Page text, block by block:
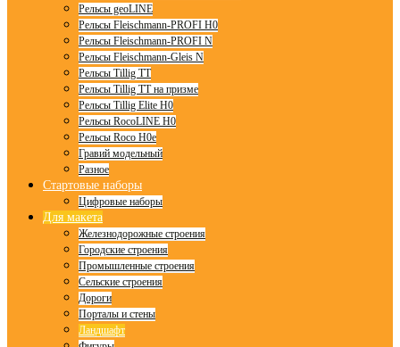
Рельсы geoLINE
Рельсы Fleischmann-PROFI H0
Рельсы Fleischmann-PROFI N
Рельсы Fleischmann-Gleis N
Рельсы Tillig TT
Рельсы Tillig TT на призме
Рельсы Tillig Elite H0
Рельсы RocoLINE H0
Рельсы Roco H0e
Гравий модельный
Разное
Стартовые наборы
Цифровые наборы
Для макета
Железнодорожные строения
Городские строения
Промышленные строения
Сельские строения
Дороги
Порталы и стены
Ландшафт